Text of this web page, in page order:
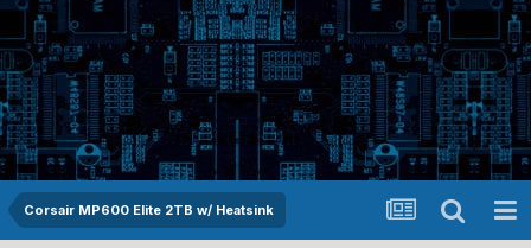
Corsair MP600 Elite 2TB w/ Heatsink